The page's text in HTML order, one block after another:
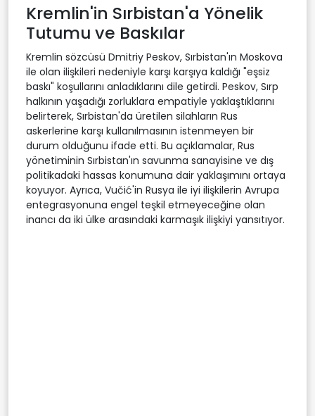
Kremlin'in Sırbistan'a Yönelik
Tutumu ve Baskılar
Kremlin sözcüsü Dmitriy Peskov, Sırbistan'ın Moskova
ile olan ilişkileri nedeniyle karşı karşıya kaldığı "eşsiz
baskı" koşullarını anladıklarını dile getirdi. Peskov, Sırp
halkının yaşadığı zorluklara empatiyle yaklaştıklarını
belirterek, Sırbistan'da üretilen silahların Rus
askerlerine karşı kullanılmasının istenmeyen bir
durum olduğunu ifade etti. Bu açıklamalar, Rus
yönetiminin Sırbistan'ın savunma sanayisine ve dış
politikadaki hassas konumuna dair yaklaşımını ortaya
koyuyor. Ayrıca, Vučić'in Rusya ile iyi ilişkilerin Avrupa
entegrasyonuna engel teşkil etmeyeceğine olan
inancı da iki ülke arasındaki karmaşık ilişkiyi yansıtıyor.